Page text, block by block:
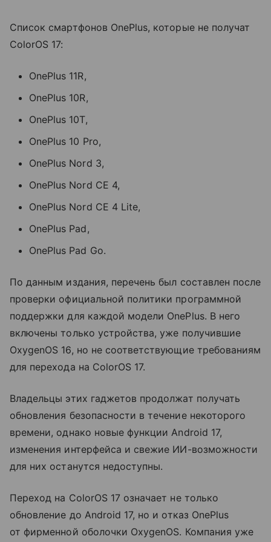
Список смартфонов OnePlus, которые не получат
ColorOS 17:
OnePlus 11R,
OnePlus 10R,
OnePlus 10T,
OnePlus 10 Pro,
OnePlus Nord 3,
OnePlus Nord CE 4,
OnePlus Nord CE 4 Lite,
OnePlus Pad,
OnePlus Pad Go.
По данным издания, перечень был составлен после
проверки официальной политики программной
поддержки для каждой модели OnePlus. В него
включены только устройства, уже получившие
OxygenOS 16, но не соответствующие требованиям
для перехода на ColorOS 17.
Владельцы этих гаджетов продолжат получать
обновления безопасности в течение некоторого
времени, однако новые функции Android 17,
изменения интерфейса и свежие ИИ-возможности
для них останутся недоступны.
Переход на ColorOS 17 означает не только
обновление до Android 17, но и отказ OnePlus
от фирменной оболочки OxygenOS. Компания уже